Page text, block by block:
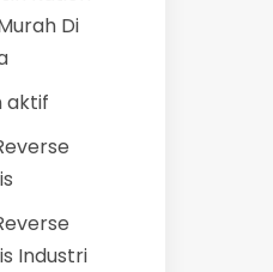
Di
aktif
Industri